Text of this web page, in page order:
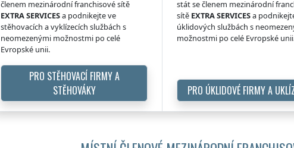
členem mezinárodní franchisové sítě
EXTRA SERVICESa podnikejte ve
stěhovacích a vyklízecích službách s
neomezenými možnostmi po celé
Evropské unii.
PRO STĚHOVACÍ FIRMY A
STĚHOVÁKY
stát se členem mezinárodní
sítě EXTRA SERVICESa
úklidových službách s
možnostmi po celé Evropské
PRO ÚKLIDOVÉ FIRMY A